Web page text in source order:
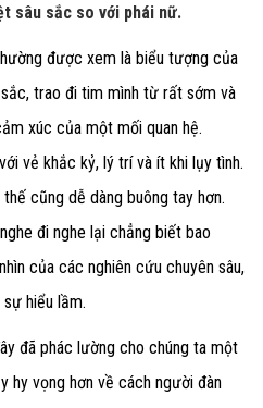
sâu sắc so với phái nữ.
được xem là biểu tượng của
trao đi tim mình từ rất sớm và
xúc của một mối quan hệ.
vẻ khắc kỷ, lý trí và ít khi lụy tình.
cũng dễ dàng buông tay hơn.
đi nghe lại chẳng biết bao
của các nghiên cứu chuyên sâu,
hiểu lầm.
đã phác lường cho chúng ta một
hy vọng hơn về cách người đàn